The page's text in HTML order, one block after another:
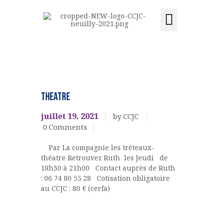
LE CENTRE
ACTIVITÉS ET COURS
CONTACT
ADHÉSION
ACQUISITION DU
CENTRE
activités
THEATRE
juillet 19, 2021
by CCJC
0 Comments
Par La compagnie les tréteaux-
théatre Retrouvez Ruth les Jeudi de
18h30 à 21h00 Contact auprès de Ruth
: 06 74 80 55 28 Cotisation obligatoire
au CCJC : 80 € (cerfa)